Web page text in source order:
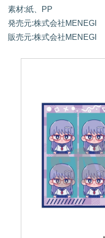
素材:紙、PP
発売元:株式会社MENEGI
販売元:株式会社MENEGI